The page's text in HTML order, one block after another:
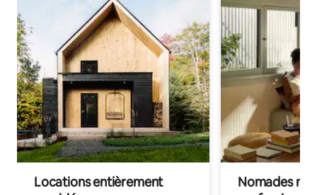
Locations entièrement
Nomades